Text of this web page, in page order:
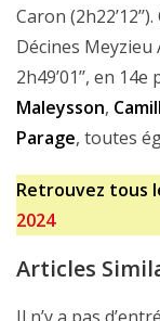
Caron
Décines
2h49’01’’, en
Maleysson,
Parage, toutes
Retrouvez tous
2024
Articles